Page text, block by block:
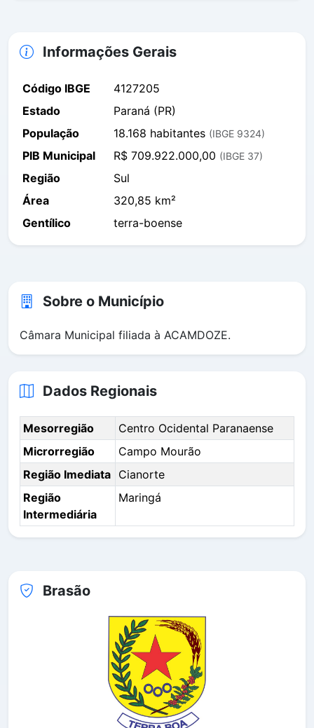
Informações Gerais
Código IBGE
4127205
Estado
Paraná (PR)
População
18.168 habitantes (IBGE 9324)
PIB Municipal R$ 709.922.000,00 (IBGE 37)
Região
Sul
Área
320,85 km²
Gentílico
terra-boense
Sobre o Município
Câmara Municipal filiada à ACAMDOZE.
Dados Regionais
Mesorregião
Centro Ocidental Paranaense
Microrregião
Campo Mourão
Região Imediata Cianorte
Região
Intermediária
Maringá
Brasão